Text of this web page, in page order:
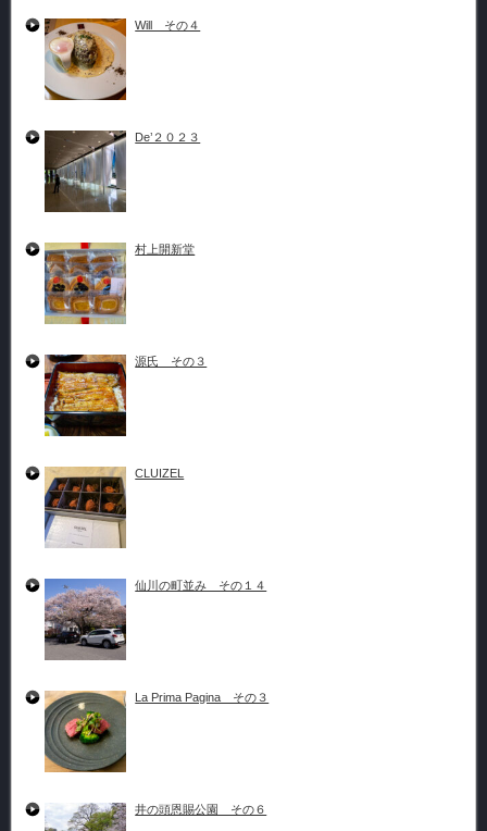
Will その４
De’２０２３
村上開新堂
源氏 その３
CLUIZEL
仙川の町並み その１４
La Prima Pagina その３
井の頭恩賜公園 その６